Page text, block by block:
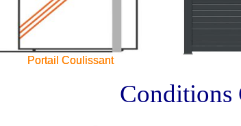
Portail Coulissant
Portail Coulissant
Conditions